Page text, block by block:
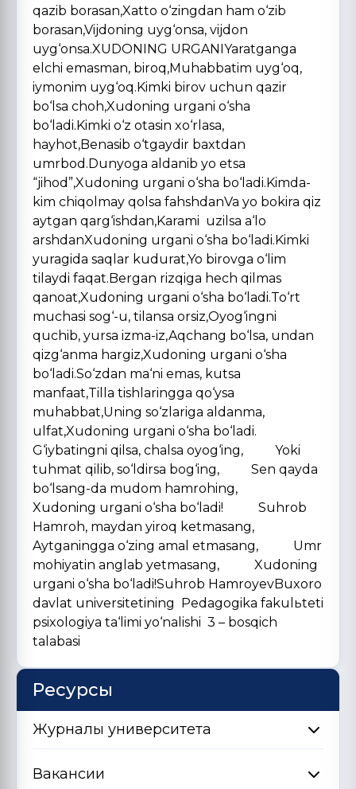
qazib borasan,Xatto o‘zingdan ham o‘zib
borasan,Vijdoning uyg‘onsa, vijdon
uyg‘onsa.XUDONING URGANIYaratganga
elchi emasman, biroq,Muhabbatim uyg‘oq,
iymonim uyg‘oq.Kimki birov uchun qazir
bo‘lsa choh,Xudoning urgani o‘sha
bo‘ladi.Kimki o‘z otasin xo‘rlasa,
hayhot,Benasib o‘tgaydir baxtdan
umrbod.Dunyoga aldanib yo etsa
“jihod”,Xudoning urgani o‘sha bo‘ladi.Kimda-
kim chiqolmay qolsa fahshdanVa yo bokira qiz
aytgan qarg‘ishdan,Karami uzilsa a‘lo
arshdanXudoning urgani o‘sha bo‘ladi.Kimki
yuragida saqlar kudurat,Yo birovga o‘lim
tilaydi faqat.Bergan rizqiga hech qilmas
qanoat,Xudoning urgani o‘sha bo‘ladi.To‘rt
muchasi sog‘-u, tilansa orsiz,Oyog‘ingni
quchib, yursa izma-iz,Aqchang bo‘lsa, undan
qizg‘anma hargiz,Xudoning urgani o‘sha
bo‘ladi.So‘zdan ma‘ni emas, kutsa
manfaat,Tilla tishlaringga qo‘ysa
muhabbat,Uning so‘zlariga aldanma,
ulfat,Xudoning urgani o‘sha bo‘ladi.
G‘iybatingni qilsa, chalsa oyog‘ing, Yoki
tuhmat qilib, so‘ldirsa bog‘ing, Sen qayda
bo‘lsang-da mudom hamrohing,
Xudoning urgani o‘sha bo‘ladi! Suhrob
Hamroh, maydan yiroq ketmasang,
Aytganingga o‘zing amal etmasang, Umr
mohiyatin anglab yetmasang, Xudoning
urgani o‘sha bo‘ladi!Suhrob HamroyevBuxoro
davlat universitetining Pedagogika fakulьteti
psixologiya ta‘limi yo‘nalishi 3 – bosqich
talabasi
Ресурсы
Журналы университета
Вакансии